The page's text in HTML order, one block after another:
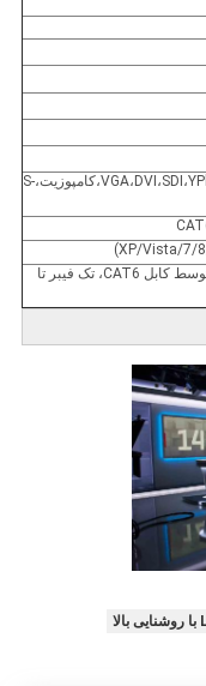
VGA،DVI،SDI،YPbPr(HDTV)،کامپوزیت،S-
تا 180 متر توسط کابل CAT6، تک فیبر تا